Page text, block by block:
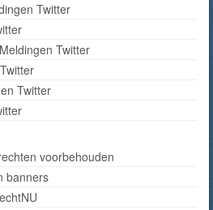
Twitter
Twitter
Twitter
voorbehouden
banners